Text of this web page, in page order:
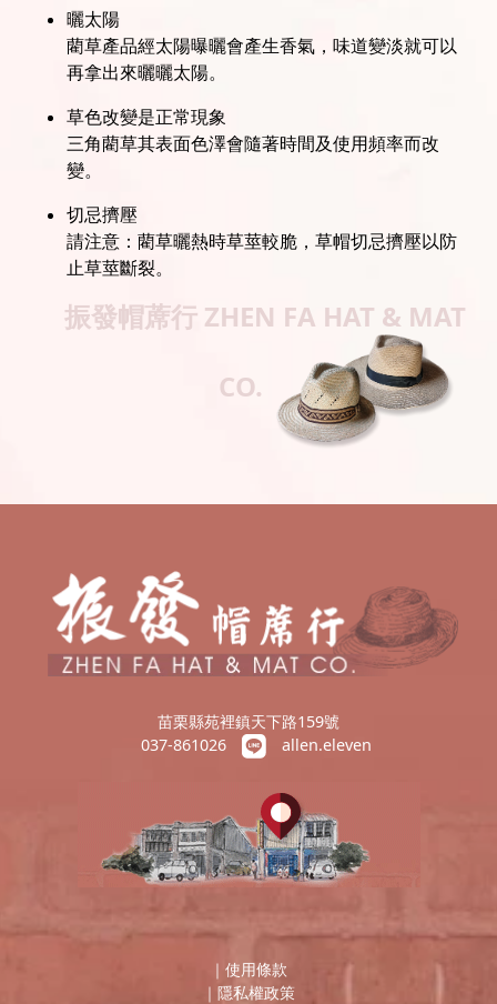
曬太陽
藺草產品經太陽曝曬會產生香氣，味道變淡就可以
再拿出來曬曬太陽。
草色改變是正常現象
三角藺草其表面色澤會隨著時間及使用頻率而改
變。
切忌擠壓
請注意：藺草曬熱時草莖較脆，草帽切忌擠壓以防
止草莖斷裂。
振發帽蓆行 ZHEN FA HAT & MAT
CO.
苗栗縣苑裡鎮天下路159號
037-861026
allen.eleven
｜ 使用條款
｜ 隱私權政策